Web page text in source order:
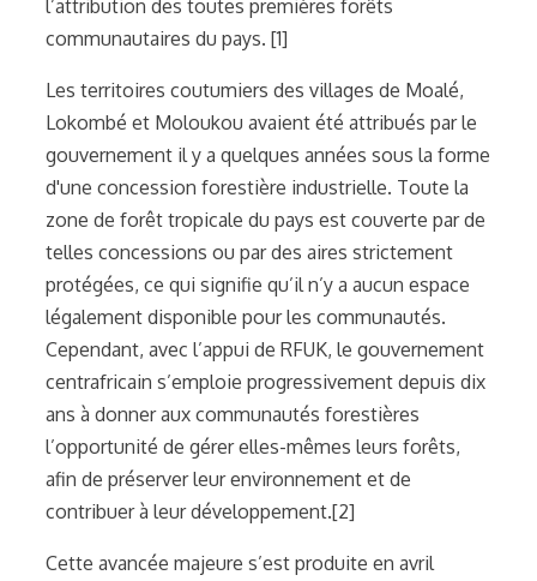
l’attribution des toutes premières forêts
communautaires du pays. [1]
Les territoires coutumiers des villages de Moalé,
Lokombé et Moloukou avaient été attribués par le
gouvernement il y a quelques années sous la forme
d'une concession forestière industrielle. Toute la
zone de forêt tropicale du pays est couverte par de
telles concessions ou par des aires strictement
protégées, ce qui signifie qu’il n’y a aucun espace
légalement disponible pour les communautés.
Cependant, avec l’appui de RFUK, le gouvernement
centrafricain s’emploie progressivement depuis dix
ans à donner aux communautés forestières
l’opportunité de gérer elles-mêmes leurs forêts,
afin de préserver leur environnement et de
contribuer à leur développement.[2]
Cette avancée majeure s’est produite en avril